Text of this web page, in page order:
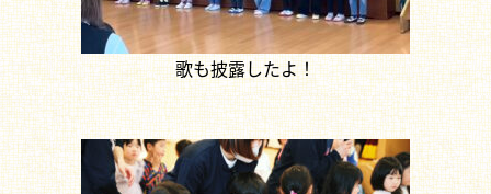
歌も披露したよ！